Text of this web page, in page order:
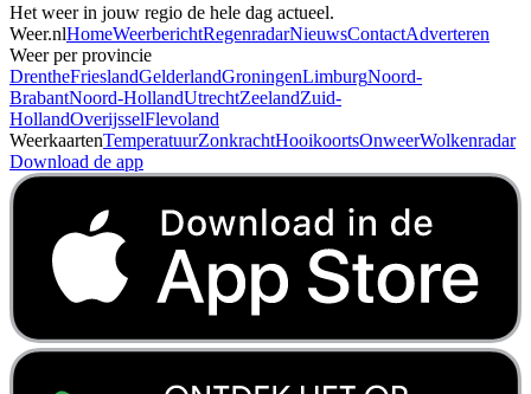
Het weer in jouw regio de hele dag actueel.
Weer.nlHomeWeerberichtRegenradarNieuwsContactAdverteren
Weer per provincie
DrentheFrieslandGelderlandGroningenLimburgNoord-
BrabantNoord-HollandUtrechtZeelandZuid-
HollandOverijsselFlevoland
WeerkaartenTemperatuurZonkrachtHooikoortsOnweerWolkenradar
Download de app